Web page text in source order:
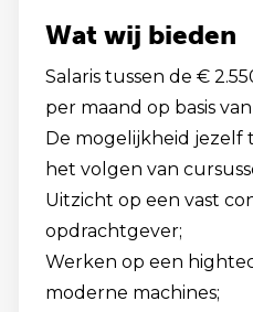
Wat wij bieden
Salaris tussen de €
per maand op basis
De mogelijkheid
het volgen van
Uitzicht op een vast
opdrachtgever;
Werken op een
moderne machines;